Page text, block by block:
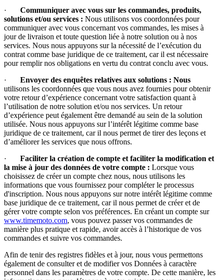
· Communiquer avec vous sur les commandes, produits,
solutions et/ou services : Nous utilisons vos coordonnées pour
communiquer avec vous concernant vos commandes, les mises à
jour de livraison et toute question liée à notre solution ou à nos
services. Nous nous appuyons sur la nécessité de l’exécution du
contrat comme base juridique de ce traitement, car il est nécessaire
pour remplir nos obligations en vertu du contrat conclu avec vous.
· Envoyer des enquêtes relatives aux solutions : Nous
utilisons les coordonnées que vous nous avez fournies pour obtenir
votre retour d’expérience concernant votre satisfaction quant à
l’utilisation de notre solution et/ou nos services. Un retour
d’expérience peut également être demandé au sein de la solution
utilisée. Nous nous appuyons sur l’intérêt légitime comme base
juridique de ce traitement, car il nous permet de tirer des leçons et
d’améliorer les services que nous offrons.
· Faciliter la création de compte et faciliter la modification et
la mise à jour des données de votre compte : Lorsque vous
choisissez de créer un compte chez nous, nous utilisons les
informations que vous fournissez pour compléter le processus
d'inscription. Nous nous appuyons sur notre intérêt légitime comme
base juridique de ce traitement, car il nous permet de créer et de
gérer votre compte selon vos préférences. En créant un compte sur
www.timemoto.com, vous pouvez passer vos commandes de
manière plus pratique et rapide, avoir accès à l’historique de vos
commandes et suivre vos commandes.
Afin de tenir des registres fidèles et à jour, nous vous permettons
également de consulter et de modifier vos Données à caractère
personnel dans les paramètres de votre compte. De cette manière, les